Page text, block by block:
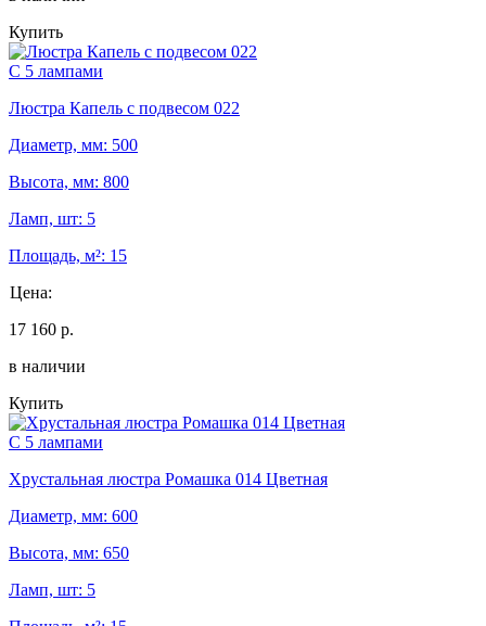
Купить
С 5 лампами
Люстра Капель с подвесом 022
Диаметр, мм: 500
Высота, мм: 800
Ламп, шт: 5
Площадь, м²: 15
Цена:
17 160 р.
в наличии
Купить
С 5 лампами
Хрустальная люстра Ромашка 014 Цветная
Диаметр, мм: 600
Высота, мм: 650
Ламп, шт: 5